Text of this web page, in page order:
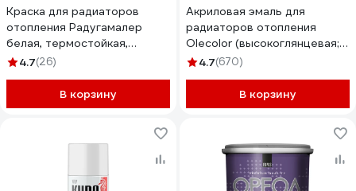
Краска для радиаторов
отопления Радугамалер
белая, термостойкая,
акриловая, полуглянцевая,
4.7(26)
В корзину
Акриловая эмаль для
радиаторов отопления
Olecolor (высокоглянцевая;
0.5 кг) 4300011044
4.7(670)
В корзину